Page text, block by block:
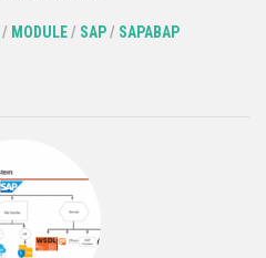
/ MODULE/ SAP/ SAPABAP